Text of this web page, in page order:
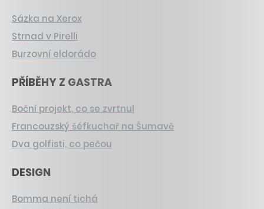
Sázka na Xerox
Strnad v Pirelli
Burzovní eldorádo
PŘÍBĚHY Z GASTRA
Boční projekt, co se zvrtnul
Francouzský šéfkuchař na Šumavě
Dva golfisti, co pečou
DESIGN
Bomma není tichá